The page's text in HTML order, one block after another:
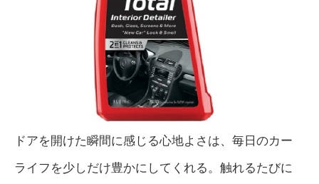
ドアを開けた瞬間に感じる心地よさは、毎日のカー
ライフを少しだけ豊かにしてくれる。触れるたびに